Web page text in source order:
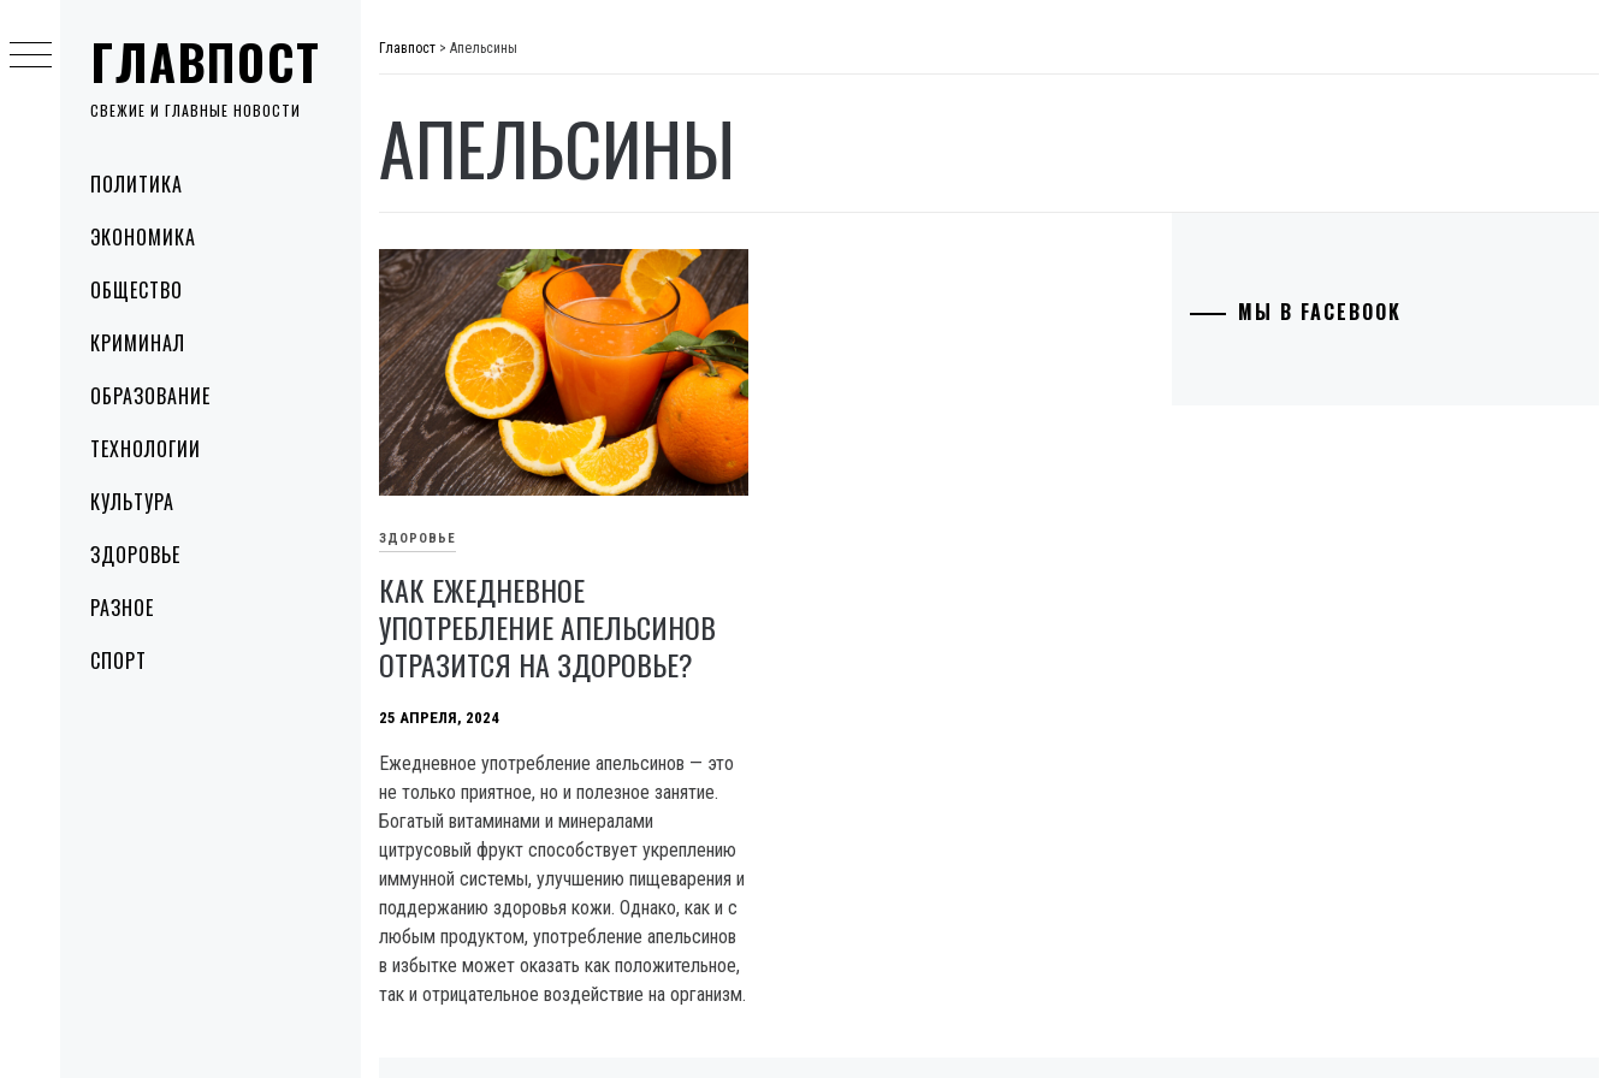
ГЛАВПОСТ
СВЕЖИЕ И ГЛАВНЫЕ НОВОСТИ
MenuПОЛИТИКА
ЭКОНОМИКА
ОБЩЕСТВО
КРИМИНАЛ
ОБРАЗОВАНИЕ
ТЕХНОЛОГИИ
КУЛЬТУРА
ЗДОРОВЬЕ
РАЗНОЕ
СПОРТ
to
content
Главпост > Апельсины
АПЕЛЬСИНЫ
ЗДОРОВЬЕ
КАК ЕЖЕДНЕВНОЕ
УПОТРЕБЛЕНИЕ АПЕЛЬСИНОВ
ОТРАЗИТСЯ НА ЗДОРОВЬЕ?
25 АПРЕЛЯ, 2024
Ежедневное употребление апельсинов — это
не только приятное, но и полезное занятие.
Богатый витаминами и минералами
цитрусовый фрукт способствует укреплению
иммунной системы, улучшению пищеварения и
поддержанию здоровья кожи. Однако, как и с
любым продуктом, употребление апельсинов
в избытке может оказать как положительное,
так и отрицательное воздействие на организм.
МЫ В FACEBOOK